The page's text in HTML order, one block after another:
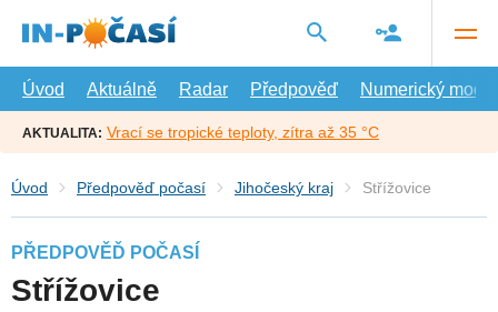
hlavní
Úvod
Aktuálně Radar Předpověď Numerický model
AKTUALITA: Vrací se tropické teploty, zítra až 35 °C
Úvod Předpověď počasí Jihočeský kraj Střížovice
PŘEDPOVĚĎ POČASÍ
Střížovice